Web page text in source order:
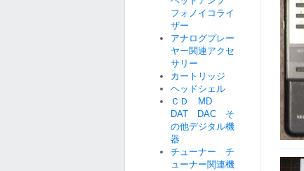
フォノイコライ
ザー
アナログプレー
ヤー関連アクセ
サリー
カートリッジ
ヘッドシェル
ＣＤ MD
DAT DAC そ
の他デジタル機
器
チューナー チ
ューナー関連機